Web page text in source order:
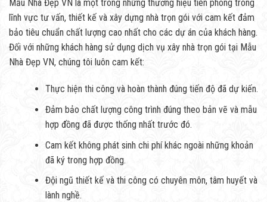
Mẫu Nhà Đẹp VN là một trong những thương hiệu tiên phong trong
lĩnh vực tư vấn, thiết kế và xây dựng nhà trọn gói với cam kết đảm
bảo tiêu chuẩn chất lượng cao nhất cho các dự án của khách hàng.
Đối với những khách hàng sử dụng dịch vụ xây nhà trọn gói tại Mẫu
Nhà Đẹp VN, chúng tôi luôn cam kết:
Thực hiện thi công và hoàn thành đúng tiến độ đã dự kiến.
Đảm bảo chất lượng công trình đúng theo bản vẽ và mẫu
hợp đồng đã được thống nhất trước đó.
Cam kết không phát sinh chi phí khác ngoài những khoản
đã ký trong hợp đồng.
Đội ngũ thiết kế và thi công có chuyên môn, tâm huyết và
lành nghề.